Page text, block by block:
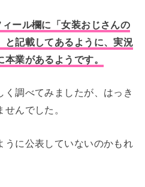
ール欄に「女装おじさんの
と記載してあるように、実況
業があるようです。
く調べてみましたが、はっき
んでした。
うに公表していないのかもれ